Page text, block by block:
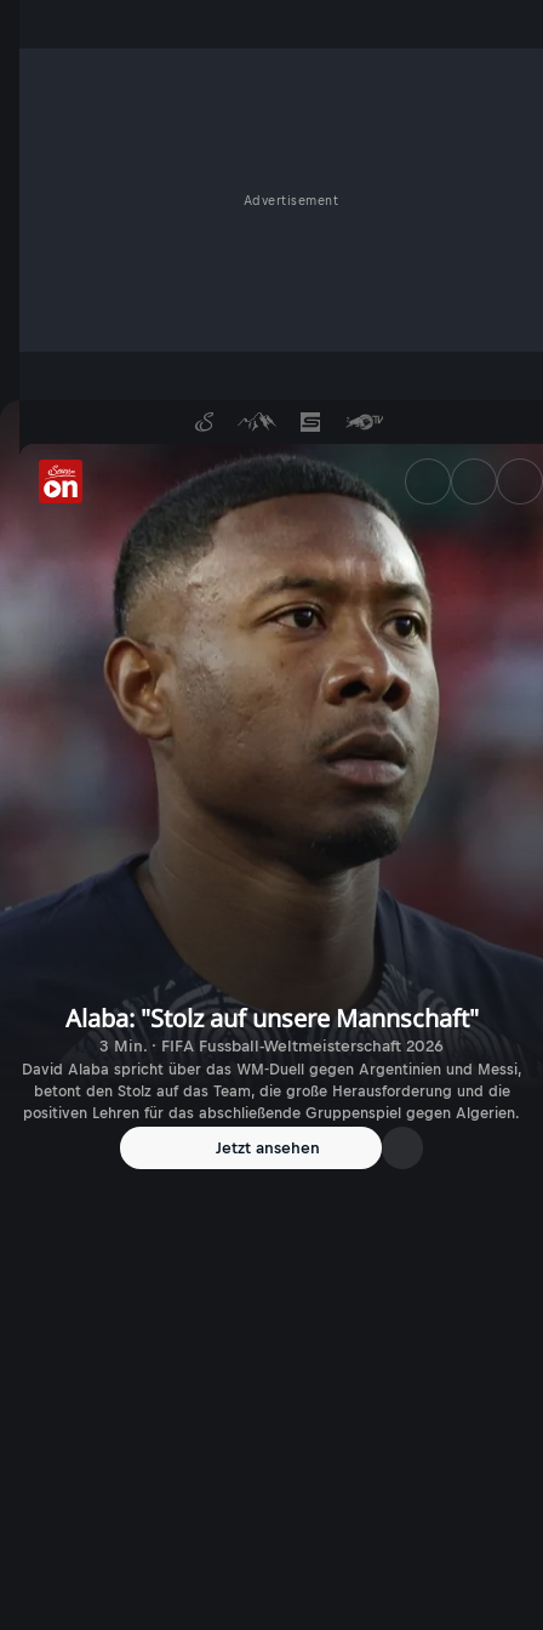
Advertisement
David Alaba nach
Alaba: "Stolz auf unsere Mannschaft"
3 Min. · FIFA Fussball-Weltmeisterschaft 2026
David Alaba spricht über das WM-Duell gegen Argentinien und Messi,
betont den Stolz auf das Team, die große Herausforderung und die
positiven Lehren für das abschließende Gruppenspiel gegen Algerien.
Jetzt ansehen